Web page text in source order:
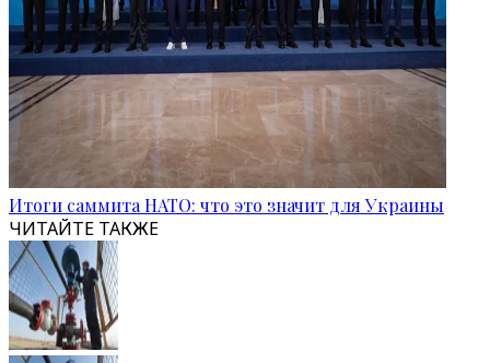
Итоги саммита НАТО: что это значит для Украины
ЧИТАЙТЕ ТАКЖЕ